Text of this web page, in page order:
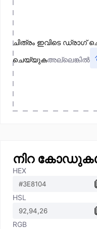
ചിത്രം ഇവിടെ ഡ്രാഗ്
ചെയ്യുകഅല്ലെങ്കിൽ
നിറ
HEX
HSL
RGB